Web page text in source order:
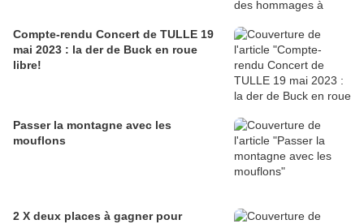
Compte-rendu Concert de TULLE 19
mai 2023 : la der de Buck en roue
libre!
Passer la montagne avec les
mouflons
2 X deux places à gagner pour